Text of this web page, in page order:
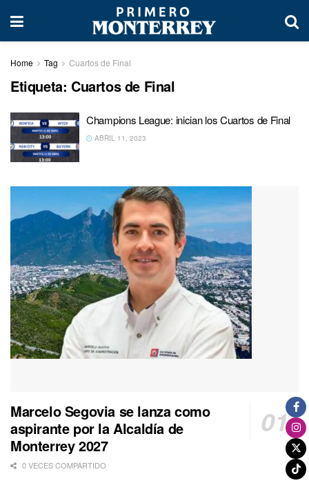
Home Tag Cuartos de Final
Etiqueta: Cuartos de Final
Champions League: inician los Cuartos de Final
ABRIL 11, 2023
Marcelo Segovia se lanza como
aspirante por la Alcaldía de
Monterrey 2027
0 VECES COMPARTIDO